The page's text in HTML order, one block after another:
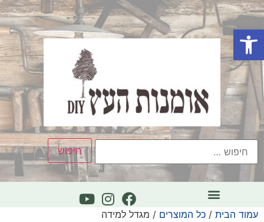
פתח סרגל נגישות
עמוד הבית / כל המוצרים / מגדל למידה